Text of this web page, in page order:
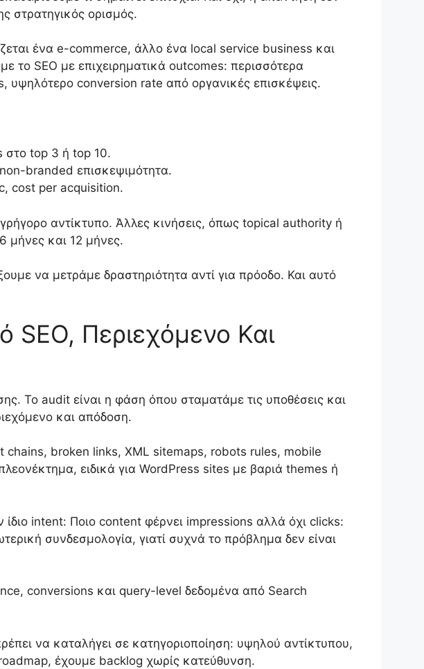
στρατηγικός ορισμός.
ένα e-commerce, άλλο ένα local service business και
το SEO με επιχειρηματικά outcomes: περισσότερα
conversion rate από οργανικές επισκέψεις.
στο top 3 ή top 10.
branded επισκεψιμότητα.
cost per acquisition.
αντίκτυπο. Άλλες κινήσεις, όπως topical authority ή
μήνες και 12 μήνες.
να μετράμε δραστηριότητα αντί για πρόοδο. Και αυτό
Περιεχόμενο Και
Το audit είναι η φάση όπου σταματάμε τις υποθέσεις και
και απόδοση.
broken links, XML sitemaps, robots rules, mobile
ειδικά για WordPress sites με βαριά themes ή
intent: Ποιο content φέρνει impressions αλλά όχι clicks:
συνδεσμολογία, γιατί συχνά το πρόβλημα δεν είναι
conversions και query-level δεδομένα από Search
να καταλήγει σε κατηγοριοποίηση: υψηλού αντίκτυπου,
έχουμε backlog χωρίς κατεύθυνση.